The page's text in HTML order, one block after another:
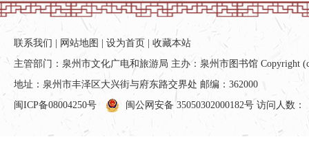
联系我们 | 网站地图 | 设为首页 | 收藏本站
主管部门：泉州市文化广电和旅游局 主办：泉州市图书馆 Copyright
地址：泉州市丰泽区大兴街与府东路交界处 邮编：362000
闽ICP备08004250号
闽公网安备 35050302000182号 访问人数：